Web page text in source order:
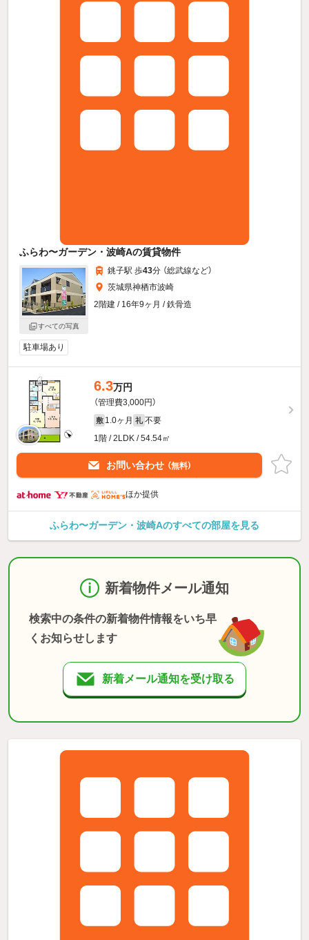
ふらわ〜ガーデン・波崎Aの賃貸物件
すべての写真
銚子駅 歩43分 （総武線など）
茨城県神栖市波崎
2階建 / 16年9ヶ月 / 鉄骨造
駐車場あり
6.3万円
（管理費3,000円）
敷 1.0ヶ月 礼 不要
1階 / 2LDK / 54.54㎡
お問い合わせ （無料）
ほか提供
ふらわ〜ガーデン・波崎Aのすべての部屋を見る
新着物件メール通知
検索中の条件の新着物件情報をいち早
くお知らせします
新着メール通知を受け取る